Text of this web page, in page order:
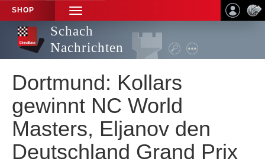
SHOP
TOGGLE
NAVIGATION
Schach
Nachrichten
Dortmund: Kollars
gewinnt NC World
Masters, Eljanov den
Deutschland Grand Prix